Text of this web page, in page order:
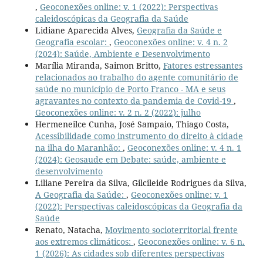
, Geoconexões online: v. 1 (2022): Perspectivas
caleidoscópicas da Geografia da Saúde
Lidiane Aparecida Alves, Geografia da Saúde e
Geografia escolar: , Geoconexões online: v. 4 n. 2
(2024): Saúde, Ambiente e Desenvolvimento
Marília Miranda, Saimon Britto, Fatores estressantes
relacionados ao trabalho do agente comunitário de
saúde no município de Porto Franco - MA e seus
agravantes no contexto da pandemia de Covid-19 ,
Geoconexões online: v. 2 n. 2 (2022): julho
Hermeneilce Cunha, José Sampaio, Thiago Costa,
Acessibilidade como instrumento do direito à cidade
na ilha do Maranhão: , Geoconexões online: v. 4 n. 1
(2024): Geosaude em Debate: saúde, ambiente e
desenvolvimento
Liliane Pereira da Silva, Gilcileide Rodrigues da Silva,
A Geografia da Saúde: , Geoconexões online: v. 1
(2022): Perspectivas caleidoscópicas da Geografia da
Saúde
Renato, Natacha, Movimento socioterritorial frente
aos extremos climáticos: , Geoconexões online: v. 6 n.
1 (2026): As cidades sob diferentes perspectivas